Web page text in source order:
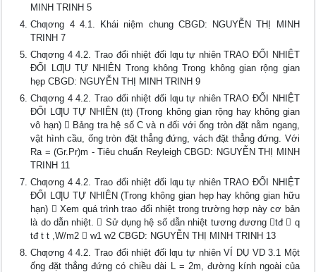
MINH TRINH 5
Chƣơng 4 4.1. Khái niệm chung CBGD: NGUYỄN THỊ MINH
TRINH 7
Chƣơng 4 4.2. Trao đổi nhiệt đối lƣu tự nhiên TRAO ĐỔI NHIỆT
ĐỐI LƢU TỰ NHIÊN Trong không Trong không gian rộng gian
hẹp CBGD: NGUYỄN THỊ MINH TRINH 9
Chƣơng 4 4.2. Trao đổi nhiệt đối lƣu tự nhiên TRAO ĐỔI NHIỆT
ĐỐI LƢU TỰ NHIÊN (tt) (Trong không gian rộng hay không gian
vô hạn)  Bảng tra hệ số C và n đối với ống tròn đặt nằm ngang,
vật hình cầu, ống tròn đặt thẳng đứng, vách đặt thẳng đứng. Với
Ra = (Gr.Pr)m - Tiêu chuẩn Reyleigh CBGD: NGUYỄN THỊ MINH
TRINH 11
Chƣơng 4 4.2. Trao đổi nhiệt đối lƣu tự nhiên TRAO ĐỔI NHIỆT
ĐỐI LƢU TỰ NHIÊN (Trong không gian hẹp hay không gian hữu
hạn)  Xem quá trình trao đổi nhiệt trong trường hợp này cơ bản
là do dẫn nhiệt.  Sử dụng hệ số dẫn nhiệt tương đương tđ  q
tđ t t ,W/m2  w1 w2 CBGD: NGUYỄN THỊ MINH TRINH 13
Chƣơng 4 4.2. Trao đổi nhiệt đối lƣu tự nhiên VÍ DỤ VD 3.1 Một
ống đặt thẳng đứng có chiều dài L = 2m, đường kính ngoài của